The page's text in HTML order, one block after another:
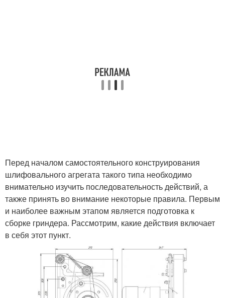
Перед началом самостоятельного конструирования
шлифовального агрегата такого типа необходимо
внимательно изучить последовательность действий, а
также принять во внимание некоторые правила. Первым
и наиболее важным этапом является подготовка к
сборке гриндера. Рассмотрим, какие действия включает
в себя этот пункт.